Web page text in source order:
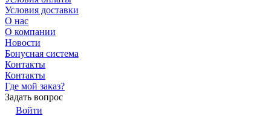
Условия доставки
О нас
О компании
Новости
Бонусная система
Контакты
Контакты
Где мой заказ?
Задать вопрос
Войти